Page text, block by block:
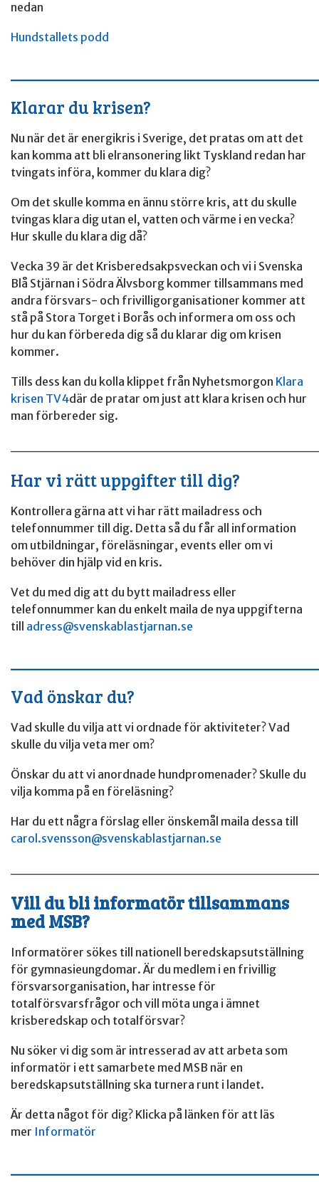
nedan
Hundstallets podd
Klarar du krisen?
Nu när det är energikris i Sverige, det pratas om att det
kan komma att bli elransonering likt Tyskland redan har
tvingats införa, kommer du klara dig?
Om det skulle komma en ännu större kris, att du skulle
tvingas klara dig utan el, vatten och värme i en vecka?
Hur skulle du klara dig då?
Vecka 39 är det Krisberedsakpsveckan och vi i Svenska
Blå Stjärnan i Södra Älvsborg kommer tillsammans med
andra försvars- och frivilligorganisationer kommer att
stå på Stora Torget i Borås och informera om oss och
hur du kan förbereda dig så du klarar dig om krisen
kommer.
Tills dess kan du kolla klippet från Nyhetsmorgon Klara
krisen TV4där de pratar om just att klara krisen och hur
man förbereder sig.
Har vi rätt uppgifter till dig?
Kontrollera gärna att vi har rätt mailadress och
telefonnummer till dig. Detta så du får all information
om utbildningar, föreläsningar, events eller om vi
behöver din hjälp vid en kris.
Vet du med dig att du bytt mailadress eller
telefonnummer kan du enkelt maila de nya uppgifterna
till adress@svenskablastjarnan.se
Vad önskar du?
Vad skulle du vilja att vi ordnade för aktiviteter? Vad
skulle du vilja veta mer om?
Önskar du att vi anordnade hundpromenader? Skulle du
vilja komma på en föreläsning?
Har du ett några förslag eller önskemål maila dessa till
carol.svensson@svenskablastjarnan.se
Vill du bli informatör tillsammans
med MSB?
Informatörer sökes till nationell beredskapsutställning
för gymnasieungdomar. Är du medlem i en frivillig
försvarsorganisation, har intresse för
totalförsvarsfrågor och vill möta unga i ämnet
krisberedskap och totalförsvar?
Nu söker vi dig som är intresserad av att arbeta som
informatör i ett samarbete med MSB när en
beredskapsutställning ska turnera runt i landet.
Är detta något för dig? Klicka på länken för att läs
mer Informatör